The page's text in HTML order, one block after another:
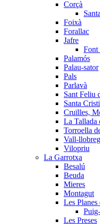
Corçà
Foixà
Forallac
Jafre
Font
Palamós
Palau-sator
Pals
Parlavà
Sant Feliu
Santa
Cruïlles,
La Tallada
Torroella
Vall-
Vilopriu
La Garrotxa
Besalú
Beuda
Mieres
Montagut
Les
Les Preses